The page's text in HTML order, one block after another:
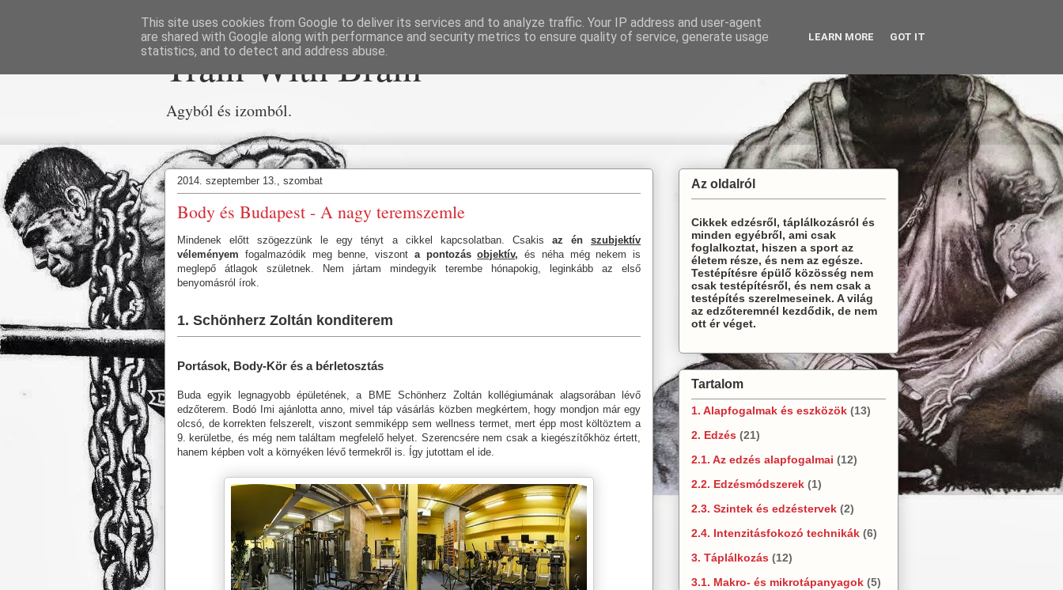
Train With Brain
Agyból és izomból.
2014. szeptember 13., szombat
Body és Budapest - A nagy teremszemle
Mindenek előtt szögezzünk le egy tényt a cikkel kapcsolatban. Csakis az énszubjektív
véleményem fogalmazódik meg benne, viszont a pontozásobjektív, és néha még nekem is
meglepő átlagok születnek. Nem jártam mindegyik terembe hónapokig, leginkább az első
benyomásról írok.
1. Schönherz Zoltán konditerem
Portások, Body-Kör és a bérletosztás
Buda egyik legnagyobb épületének, a BME Schönherz Zoltán kollégiumának alagsorában lévő
edzőterem. Bodó Imi ajánlotta anno, mivel táp vásárlás közben megkértem, hogy mondjon már egy
olcsó, de korrekten felszerelt, viszont semmiképp sem wellness termet, mert épp most költöztem a
9. kerületbe, és még nem találtam megfelelő helyet. Szerencsére nem csak a kiegészítőkhöz értett,
hanem képben volt a környéken lévő termekről is. Így jutottam el ide.
Az oldalról
Cikkek edzésről, táplálkozásról és
minden egyébről, ami csak
foglalkoztat, hiszen a sport az
életem része, és nem az egésze.
Testépítésre épülő közösség nem
csak testépítésről, és nem csak a
testépítés szerelmeseinek. A világ
az edzőteremnél kezdődik, de nem
ott ér véget.
Tartalom
1. Alapfogalmak és eszközök (13)
2. Edzés (21)
2.1. Az edzés alapfogalmai (12)
2.2. Edzésmódszerek (1)
2.3. Szintek és edzéstervek (2)
2.4. Intenzitásfokozó technikák (6)
3. Táplálkozás (12)
3.1. Makro- és mikrotápanyagok (5)
This site uses cookies from Google to deliver its services and to analyze traffic. Your IP address and user-agent
are shared with Google along with performance and security metrics to ensure quality of service, generate usage
statistics, and to detect and address abuse.
LEARN MORE GOT IT